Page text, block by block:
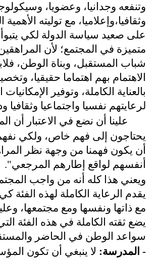
وتنفعه وجدانيا، وعضويا،
وثقافيا،وإعلاميا، مع توليته الأهمية
على صعيد سياسة الدولة لكي يتبوأ
متميزة في المجتمع؛ لأن
شباب المستقبل، وبناة الوطن،
الاهتمام بهم اهتماما حقيقيا،
بالعناية الكاملة، وتوفير الإمكانيات
لرعايتهم نفسيا واجتماعيا وثقافيا
علينا أن نضع في الاعتبار أن
يحتاجون إلى فهم خاص، ولكي
أن يكون فهمنا من وجهة نظر
أنفسهم لواقع إطارهم المرجعي."
ويعني هذا كله أنه من واجب
يقدم الرعاية الكاملة لهذه الفئة
مع ذاتها ونفسها ومع مجتمعها،
يضع ثقته الكاملة في هذه الفئة
سواعد الوطن في الحاضر
- المدرسة: لا ينبغي أن تكون